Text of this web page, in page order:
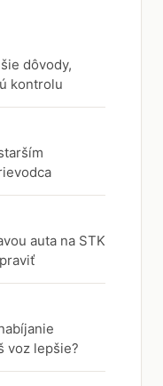
dôvody,
kontrolu
auta na STK
voz lepšie?